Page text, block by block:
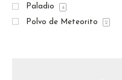
Paladio 4
Polvo de Meteorito 2